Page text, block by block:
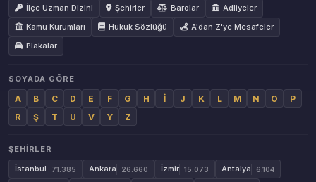
İlçe Uzman Dizini
Şehirler Barolar
Adliyeler
Kamu Kurumları
Hukuk Sözlüğü
A'dan Z'ye Mesafeler
Plakalar
SOYADA GÖRE
A B C D E F G H İ J K L M N O
P
R
Ş T U V Y Z
ŞEHIRLER
İstanbul
71.385 Ankara 26.660 İzmir 15.073 Antalya 6.104